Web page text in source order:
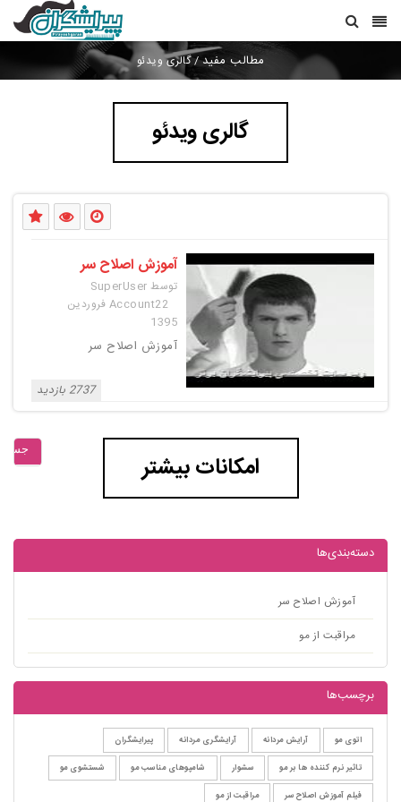
مطالب مفید/گالری ویدئو
گالری ویدئو
آموزش اصلاح سر
توسط SuperUser
Account 22 فروردین
1395
آموزش اصلاح سر
2737 بازدید
امکانات بیشتر
دسته‌بندی‌ها
آموزش اصلاح سر
مراقبت از مو
برچسب‌ها
اتوی مو آرایش مردانه آرایشگری مردانه پیرایشگران
تاثیر نرم کننده ها بر مو سشوار شامپوهای مناسب مو شستشوی مو
فیلم آموزش اصلاح سر مراقبت از مو